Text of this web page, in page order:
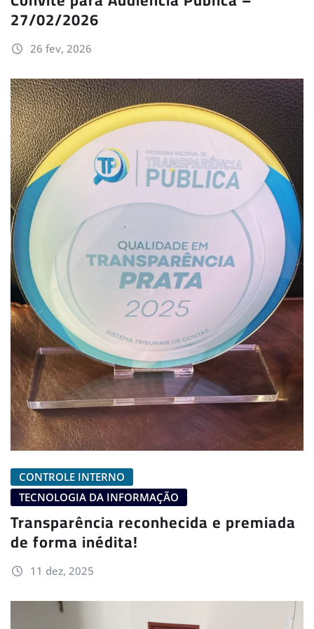
27/02/2026
26 fev, 2026
CONTROLE INTERNO
TECNOLOGIA DA INFORMAÇÃO
Transparência reconhecida e premiada
de forma inédita!
11 dez, 2025